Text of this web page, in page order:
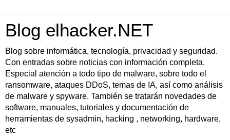
Blog elhacker.NET
Blog sobre informática, tecnología, privacidad y seguridad.
Con entradas sobre noticias con información completa.
Especial atención a todo tipo de malware, sobre todo el
ransomware, ataques DDoS, temas de IA, así como análisis
de malware y spyware. También se tratarán novedades de
software, manuales, tutoriales y documentación de
herramientas de sysadmin, hacking , networking, hardware,
etc